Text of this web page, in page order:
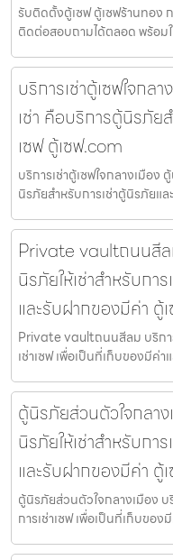
รับติดตั้งตู้เซฟ ตู้เซฟร้านทอง
ติดต่อสอบถามได้ตลอด พร้อม
บริการเช่าตู้เซฟใจกลา
เช่า คือบริการตู้นิรภัย
เซฟ ตู้เซฟ.com
บริการเช่าตู้เซฟใจกลางเมือง
นิรภัยสำหรับการเช่าตู้นิรภัยแล
Private vaultถนนสี
นิรภัยให้เช่าสำหรับกา
และรับฝากของมีค่า ตู้
Private vaultถนนสีลม บริกา
เช่าเซฟ เพื่อเป็นที่เก็บของมีค่
ตู้นิรภัยส่วนตัวใจกลา
นิรภัยให้เช่าสำหรับกา
และรับฝากของมีค่า ตู้
ตู้นิรภัยส่วนตัวใจกลางเมือง
การเช่าเซฟ เพื่อเป็นที่เก็บขอ